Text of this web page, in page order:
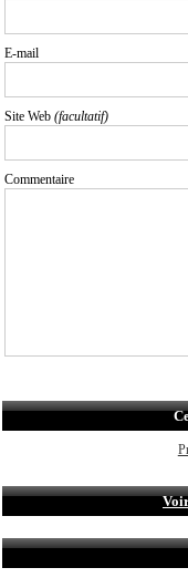
E-mail
Site Web (facultatif)
Commentaire